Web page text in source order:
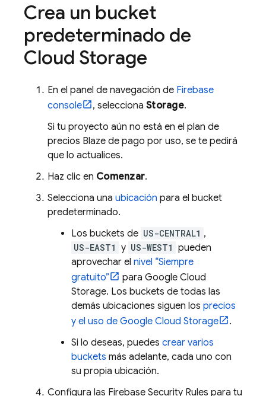
Crea un bucket
predeterminado de
Cloud Storage
En el panel de navegación de Firebase
console
, selecciona Storage.
Si tu proyecto aún no está en el plan de
precios Blaze de pago por uso, se te pedirá
que lo actualices.
Haz clic en Comenzar.
Selecciona una ubicación para el bucket
predeterminado.
Los buckets de US-CENTRAL1 ,
US-EAST1 y US-WEST1 pueden
aprovechar el nivel “Siempre
gratuito”
para Google Cloud
Storage. Los buckets de todas las
demás ubicaciones siguen los precios
y el uso de Google Cloud Storage
.
Si lo deseas, puedes crear varios
buckets más adelante, cada uno con
su propia ubicación.
Configura las Firebase Security Rules para tu